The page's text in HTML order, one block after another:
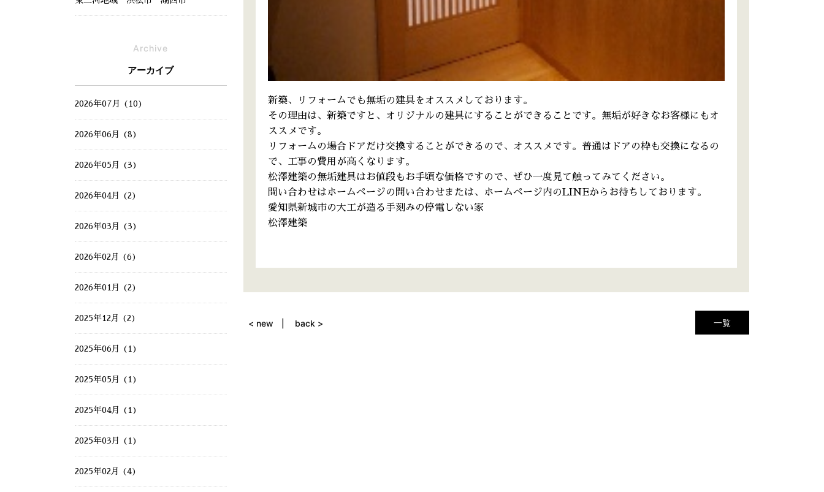
新築、リフォームでも無垢の建具をオススメしております。
その理由は、新築ですと、オリジナルの建具にすることができることです。無垢が好きなお客様にもオ
ススメです。
リフォームの場合ドアだけ交換することができるので、オススメです。普通はドアの枠も交換になるの
で、工事の費用が高くなります。
松澤建築の無垢建具はお値段もお手頃な価格ですので、ぜひ一度見て触ってみてください。
問い合わせはホームページの問い合わせまたは、ホームページ内のLINEからお待ちしております。
愛知県新城市の大工が造る手刻みの停電しない家
松澤建築
一覧
< new back >
Archive
アーカイブ
2026年07月 (10)
2026年06月 (8)
2026年05月 (3)
2026年04月 (2)
2026年03月 (3)
2026年02月 (6)
2026年01月 (2)
2025年12月 (2)
2025年06月 (1)
2025年05月 (1)
2025年04月 (1)
2025年03月 (1)
2025年02月 (4)